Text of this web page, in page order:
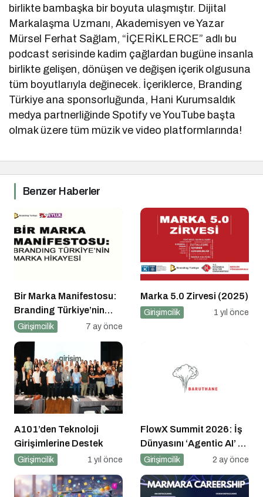
birlikte bambaşka bir boyuta ulaşmıştır. Dijital
Markalaşma Uzmanı, Akademisyen ve Yazar
Mürsel Ferhat Sağlam, “İÇERİKLERCE” adlı bu
podcast serisinde kadim çağlardan bugüne insanla
birlikte gelişen, dönüşen ve değişen içerik olgusuna
tüm boyutlarıyla değinecek. İçeriklerce, Branding
Türkiye ana sponsorluğunda, Hani Kurumsaldık
medya partnerliğinde Spotify ve YouTube başta
olmak üzere tüm müzik ve video platformlarında!
Benzer Haberler
Bir Marka Manifestosu:
Branding Türkiye’nin
Marka Hikayesi
Girişimcilik 7 ay önce
Marka 5.0 Zirvesi (2025)
Girişimcilik 1 yıl önce
A101’den Teknoloji
Girişimlerine Destek
Girişimcilik 1 yıl önce
FlowX Summit 2026: İş
Dünyasını ‘Agentic AI’ ve
Otonom Yapay Zeka
Girişimcilik 2 ay önce